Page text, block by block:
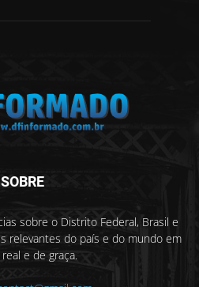
SOBRE
sobre o Distrito Federal, Brasil e
relevantes do país e do mundo em
e de graça.